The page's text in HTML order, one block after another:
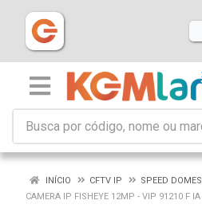
INÍCIO CFTV IP
SPEED DOMES
CAMERA IP FISHEYE 12MP - VIP 91210 F IA